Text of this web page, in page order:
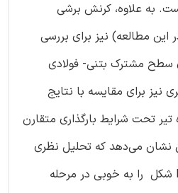
به علاوه، کرنش برشی
مطالعه) نیز برای بررسی
سطح مشترک بتنی- فولادی
نیز برای مقایسه با نتایج
تیر تحت شرایط بارگذاری متقارن
نشان می‌دهد که تحلیل نظری
می‌تواند رفتار دو شاه تیر I شکل را به خوبی در مرحله